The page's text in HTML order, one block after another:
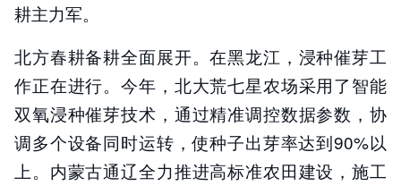
耕主力军。
北方春耕备耕全面展开。在黑龙江，浸种催芽工
作正在进行。今年，北大荒七星农场采用了智能
双氧浸种催芽技术，通过精准调控数据参数，协
调多个设备同时运转，使种子出芽率达到90%以
上。内蒙古通辽全力推进高标准农田建设，施工